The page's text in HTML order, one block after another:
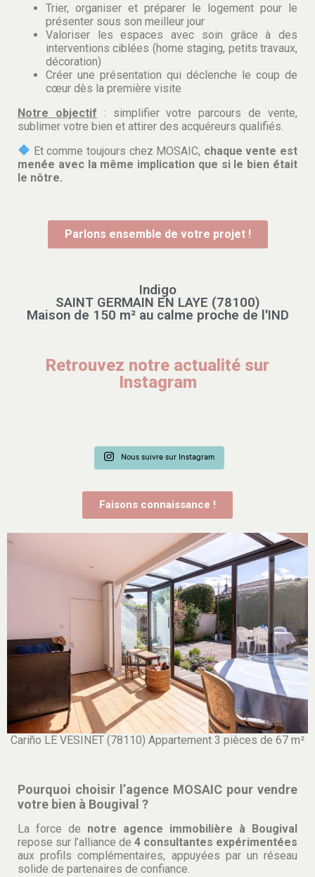
Trier, organiser et préparer le logement pour le
présenter sous son meilleur jour
Valoriser les espaces avec soin grâce à des
interventions ciblées (home staging, petits travaux,
décoration)
Créer une présentation qui déclenche le coup de
cœur dès la première visite
Notre objectif : simplifier votre parcours de vente,
sublimer votre bien et attirer des acquéreurs qualifiés.
Et comme toujours chez MOSAIC, chaque vente est
menée avec la même implication que si le bien était
le nôtre.
Parlons ensemble de votre projet !
Indigo
SAINT GERMAIN EN LAYE (78100)
Maison de 150 m² au calme proche de l'IND
Retrouvez notre actualité sur
Instagram
Nous suivre sur Instagram
Faisons connaissance !
Cariño LE VESINET (78110) Appartement 3 pièces de 67 m²
Pourquoi choisir l’agence MOSAIC pour vendre
votre bien à Bougival ?
La force de notre agence immobilière à Bougival
repose sur l’alliance de 4 consultantes expérimentées
aux profils complémentaires, appuyées par un réseau
solide de partenaires de confiance.